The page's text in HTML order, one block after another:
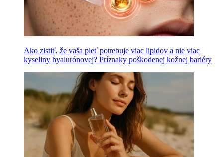
Ako zistiť, že vaša pleť potrebuje viac lipidov a nie viac
kyseliny hyalurónovej? Príznaky poškodenej kožnej bariéry